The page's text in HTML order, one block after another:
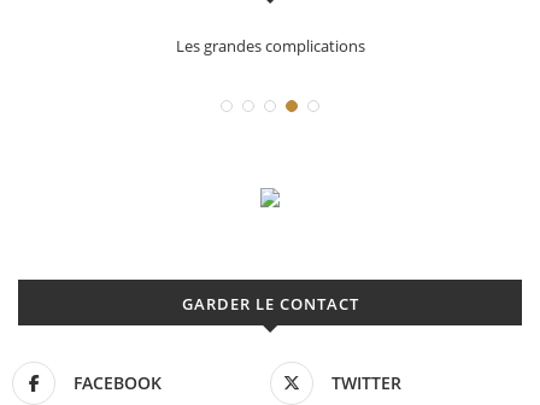
Les grandes complications
GARDER LE CONTACT
FACEBOOK TWITTER